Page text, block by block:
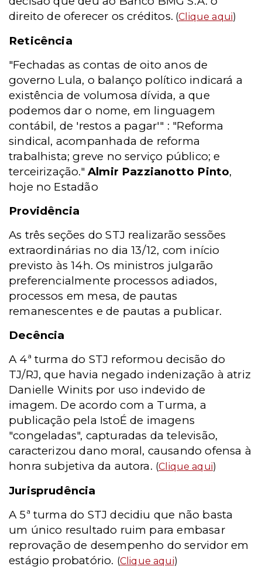
direito de oferecer os créditos. (Clique aqui)
Reticência
"Fechadas as contas de oito anos de
governo Lula, o balanço político indicará a
existência de volumosa dívida, a que
podemos dar o nome, em linguagem
contábil, de 'restos a pagar'" : "Reforma
sindical, acompanhada de reforma
trabalhista; greve no serviço público; e
terceirização." Almir Pazzianotto Pinto,
hoje no Estadão
Providência
As três seções do STJ realizarão sessões
extraordinárias no dia 13/12, com início
previsto às 14h. Os ministros julgarão
preferencialmente processos adiados,
processos em mesa, de pautas
remanescentes e de pautas a publicar.
Decência
A 4ª turma do STJ reformou decisão do
TJ/RJ, que havia negado indenização à atriz
Danielle Winits por uso indevido de
imagem. De acordo com a Turma, a
publicação pela IstoÉ de imagens
"congeladas", capturadas da televisão,
caracterizou dano moral, causando ofensa à
honra subjetiva da autora. (Clique aqui)
Jurisprudência
A 5ª turma do STJ decidiu que não basta
um único resultado ruim para embasar
reprovação de desempenho do servidor em
estágio probatório. (Clique aqui)